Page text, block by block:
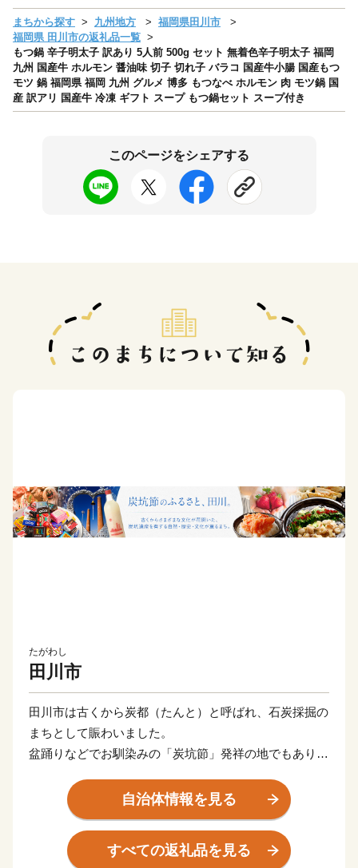
まちから探す 九州地方
福岡県田川市
福岡県 田川市の返礼品一覧
もつ鍋 辛子明太子 訳あり 5人前 500g セット 無着色辛子明太子 福岡
九州 国産牛 ホルモン 醤油味 切子 切れ子 バラコ 国産牛小腸 国産もつ
モツ 鍋 福岡県 福岡 九州 グルメ 博多 もつなべ ホルモン 肉 モツ鍋 国
産 訳アリ 国産牛 冷凍 ギフト スープ もつ鍋セット スープ付き
このページをシェアする
たがわし
田川市
田川市は古くから炭都（たんと）と呼ばれ、石炭採掘の
まちとして賑わいました。
盆踊りなどでお馴染みの「炭坑節」発祥の地でもあり、
煙たかろ」と
唄われている「二本煙突」や「伊田竪坑櫓」、
また、国内初のユネスコ世界の記憶に登録された
「山本作兵衛コレクション」など、
自治体情報を見る
すべての返礼品を見る